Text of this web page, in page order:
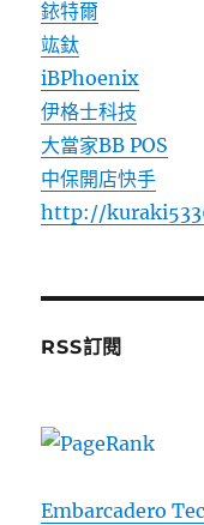
銥特爾
竑鈦
iBPhoenix
伊格士科技
大當家BB POS
中保開店快手
http://
RSS訂閱
Embarcadero